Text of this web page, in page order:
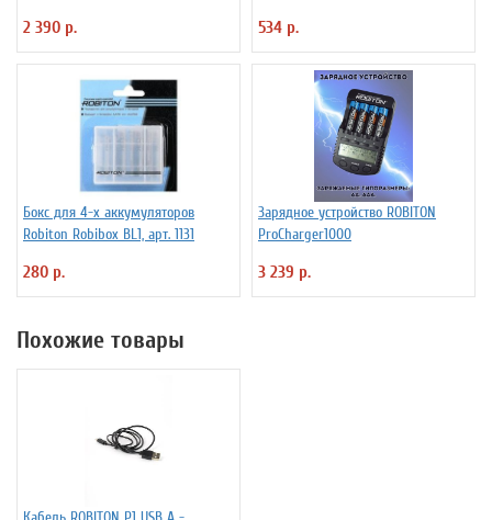
2 390 р. 534 р.
Бокс для 4-х аккумуляторов
Robiton Robibox BL1, арт. 1131
280 р.
Зарядное устройство ROBITON
ProCharger1000
3 239 р.
Похожие товары